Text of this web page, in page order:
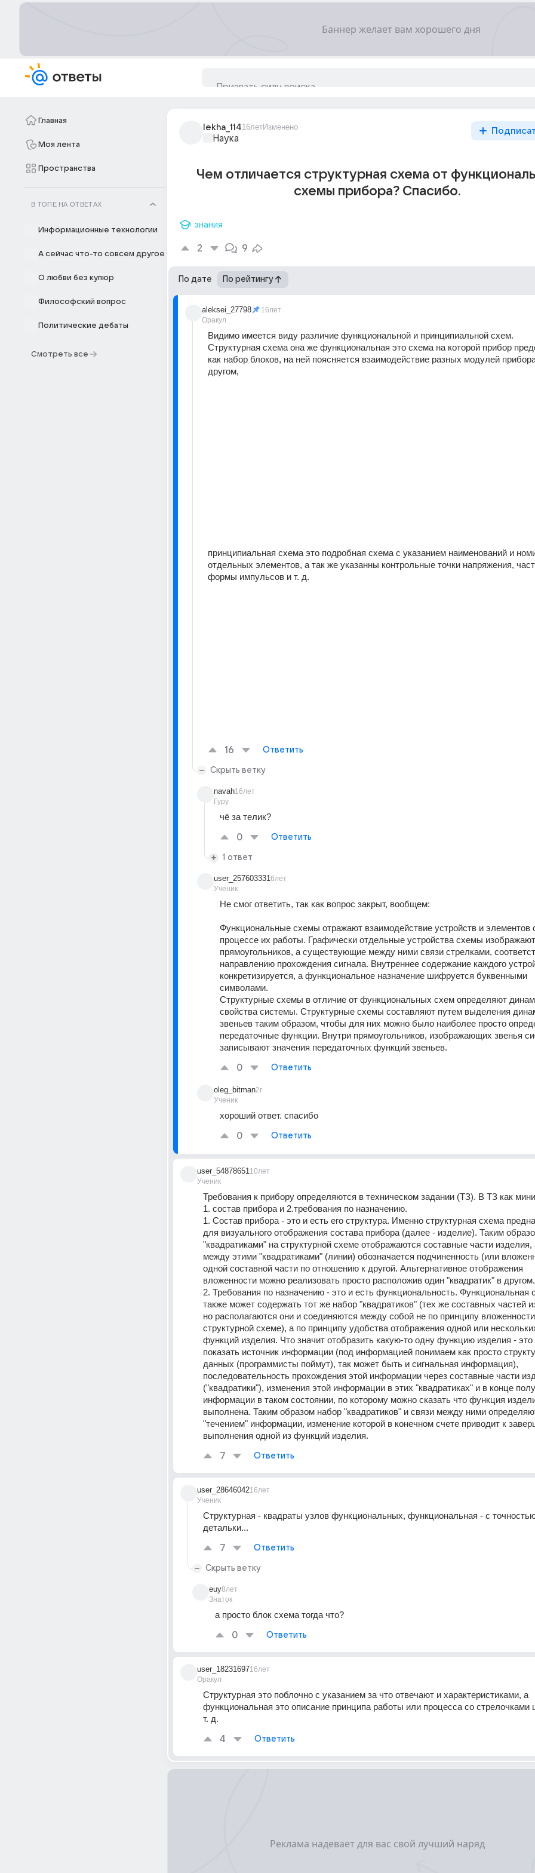
Главная
Моя лента
Пространства
В ТОПЕ НА ОТВЕТАХ
Информационные технологии
А сейчас что-то совсем другое
О любви без купюр
Философский вопрос
Политические дебаты
Смотреть все
lekha_11416летИзменено
Наука
Чем отличается структурная схема от
схемы прибора? Спасибо.
знания
2 9
По дате По рейтингу
aleksei_27798
Оракул
16лет
Видимо имеется виду различие функциональной и принципиальной схем.
Структурная схема она же функциональная это схема на которой прибор
как набор блоков, на ней поясняется взаимодействие разных модулей
другом,
принципиальная схема это подробная схема с указанием наименований и
отдельных элементов, а так же указанны контрольные точки напряжения,
формы импульсов и т. д.
16 Ответить
Скрыть ветку
navah
Гуру
16лет
чё за телик?
0 Ответить
1 ответ
user_257603331
Ученик
6лет
Не смог ответить, так как вопрос закрыт, вообщем:
Функциональные схемы отражают взаимодействие устройств и элементов
процессе их работы. Графически отдельные устройства схемы
прямоугольников, а существующие между ними связи стрелками,
направлению прохождения сигнала. Внутреннее содержание каждого
конкретизируется, а функциональное назначение шифруется буквенными
символами.
Структурные схемы в отличие от функциональных схем определяют
свойства системы. Структурные схемы составляют путем выделения
звеньев таким образом, чтобы для них можно было наиболее просто
передаточные функции. Внутри прямоугольников, изображающих звенья
записывают значения передаточных функций звеньев.
0 Ответить
oleg_bitman
Ученик
2г
хороший ответ. спасибо
0 Ответить
user_54878651
Ученик
10лет
Требования к прибору определяются в техническом задании (ТЗ). В ТЗ как
1. состав прибора и 2.требования по назначению.
1. Состав прибора - это и есть его структура. Именно структурная схема
для визуального отображения состава прибора (далее - изделие). Таким
"квадратиками" на структурной схеме отображаются составные части изделия,
между этими "квадратиками" (линии) обозначается подчиненность (или
одной составной части по отношению к другой. Альтернативное отображения
вложенности можно реализовать просто расположив один "квадратик" в другом.
2. Требования по назначению - это и есть функциональность. Функциональная
также может содержать тот же набор "квадратиков" (тех же составных частей
но располагаются они и соединяются между собой не по принципу
структурной схеме), а по принципу удобства отображения одной или
функций изделия. Что значит отобразить какую-то одну функцию изделия - это
показать источник информации (под информацией понимаем как просто
данных (программисты поймут), так может быть и сигнальная информация),
последовательность прохождения этой информации через составные части
("квадратики"), изменения этой информации в этих "квадратиках" и в конце
информации в таком состоянии, по которому можно сказать что функция
выполнена. Таким образом набор "квадратиков" и связи между ними
"течением" информации, изменение которой в конечном счете приводит к
выполнения одной из функций изделия.
7 Ответить
user_28646042
Ученик
16лет
Структурная - квадраты узлов функциональных, функциональная - с
детальки...
7 Ответить
Скрыть ветку
euy
Знаток
8лет
а просто блок схема тогда что?
0 Ответить
user_18231697
Оракул
16лет
Структурная это поблочно с указанием за что отвечают и характеристиками, а
функциональная это описание принципа работы или процесса со стрелочками
т. д.
4 Ответить